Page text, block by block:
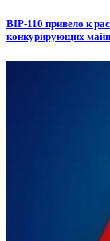
BIP-110 привело к
конкурирующих